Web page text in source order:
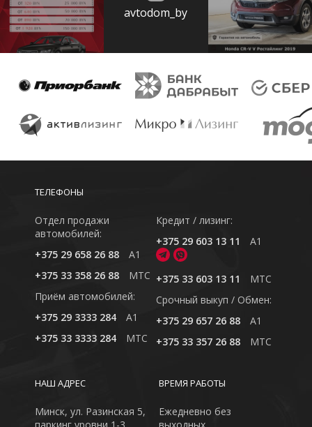
avtodom_by
ТЕЛЕФОНЫ
Отдел продажи
автомобилей:
+375 29 658 26 88
A1
+375 33 358 26 88
MTC
Приём автомобилей:
+375 29 3333 284
A1
+375 33 3333 284
MTC
Кредит / лизинг:
+375 29 603 13 11
A1
+375 33 603 13 11
MTC
Cрочный выкуп / Обмен:
+375 29 657 26 88
A1
+375 33 357 26 88
MTC
ВРЕМЯ РАБОТЫ
Ежедневно без
НАШ АДРЕС
Минск, ул. Разинская 5,